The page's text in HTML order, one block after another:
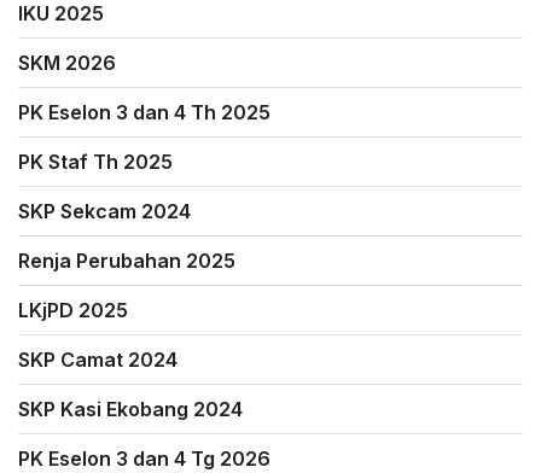
IKU 2025
SKM 2026
PK Eselon 3 dan 4 Th 2025
PK Staf Th 2025
SKP Sekcam 2024
Renja Perubahan 2025
LKjPD 2025
SKP Camat 2024
SKP Kasi Ekobang 2024
PK Eselon 3 dan 4 Tg 2026